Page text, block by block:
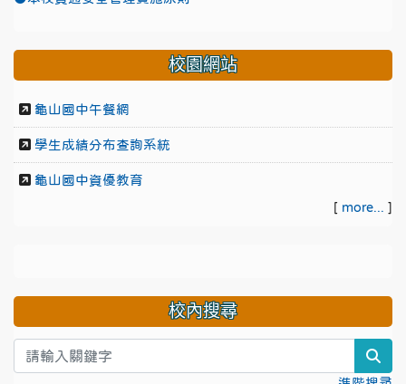
校園網站
龜山國中午餐網
學生成績分布查詢系統
龜山國中資優教育
[ more... ]
校內搜尋